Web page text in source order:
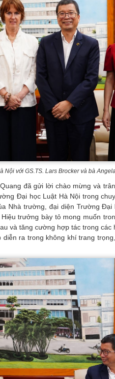
Nội với GS.TS. Lars Brocker và bà
đã gửi lời chào mừng và
Đại học Luật Hà Nội trong
Nhà trường, đại diện Trường
trưởng bày tỏ mong muốn
và tăng cường hợp tác trong các
ra trong không khí trang